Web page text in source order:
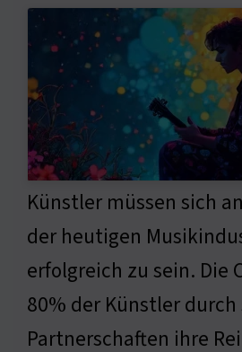
Künstler müssen sich
der heutigen
erfolgreich zu sein. Die
80% der Künstler
Partnerschaften ihre